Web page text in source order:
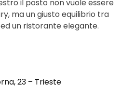
il posto non vuole essere
ma un giusto equilibrio tra
un ristorante elegante.
23 – Trieste